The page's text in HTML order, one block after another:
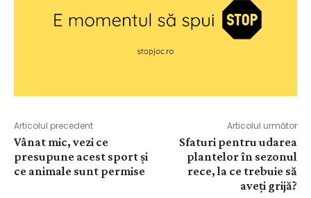
Articolul precedent
Vânat mic, vezi ce
presupune acest sport și
ce animale sunt permise
Articolul următor
Sfaturi pentru udarea
plantelor în sezonul
rece, la ce trebuie să
aveți grijă?